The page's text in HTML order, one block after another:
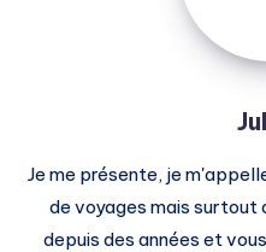
Je me présente, je
de voyages mais surtout
depuis des années et